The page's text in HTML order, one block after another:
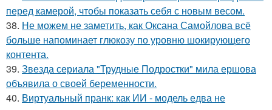
перед камерой, чтобы показать себя с новым весом.
38. Не можем не заметить, как Оксана Самойлова всё
больше напоминает глюкозу по уровню шокирующего
контента.
39. Звезда сериала "Трудные Подростки" мила ершова
объявила о своей беременности.
40. Виртуальный пранк: как ИИ - модель едва не